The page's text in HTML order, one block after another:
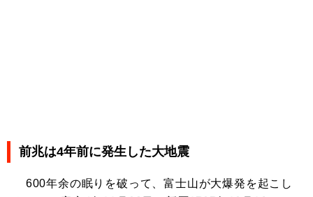
前兆は4年前に発生した大地震
600年余の眠りを破って、富士山が大爆発を起こし